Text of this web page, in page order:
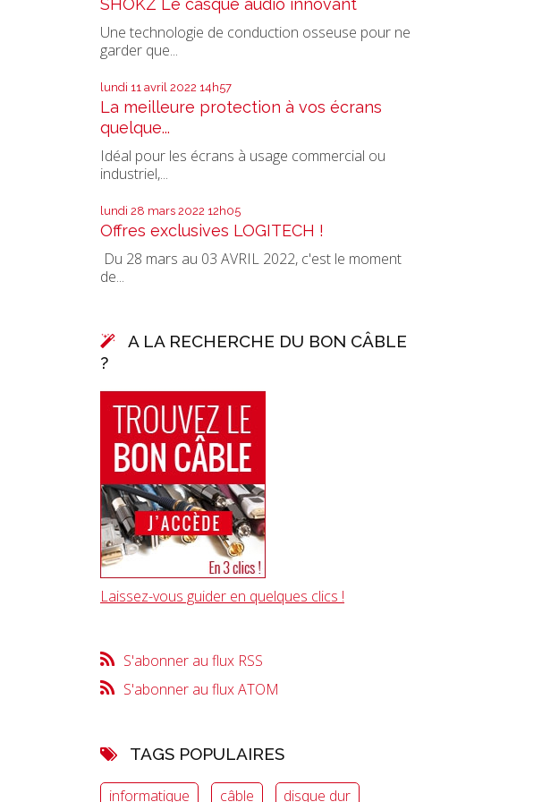
Une technologie de conduction osseuse pour ne
garder que...
lundi 11 avril 2022 14h57
La meilleure protection à vos écrans
quelque...
Idéal pour les écrans à usage commercial ou
industriel,...
lundi 28 mars 2022 12h05
Offres exclusives LOGITECH !
Du 28 mars au 03 AVRIL 2022, c'est le moment
de...
A LA RECHERCHE DU BON CÂBLE
?
Laissez-vous guider en quelques clics !
S'abonner au flux RSS
S'abonner au flux ATOM
TAGS POPULAIRES
informatique câble
disque dur